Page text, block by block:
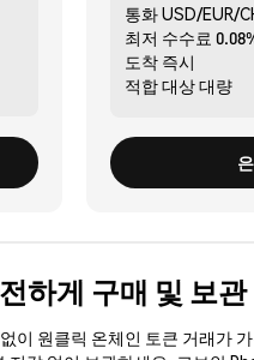
통화USD/EUR/
최저 수수료
도착 즉시
적합 대상대량
하게 구매 및 보관
이 원클릭 온체인 토큰 거래가